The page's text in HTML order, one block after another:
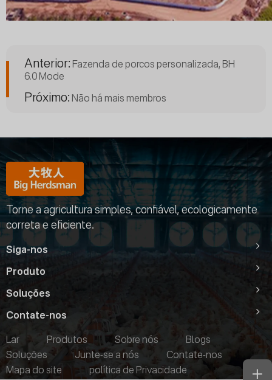
Anterior: Fazenda de porcos personalizada, BH
6.0 Mode
Próximo: Não há mais membros
Torne a agricultura simples, confiável, ecologicamente
correta e eficiente.
Siga-nos
Produto
Soluções
Contate-nos
Lar
Produtos Sobre nós
Blogs
Soluções
Junte-se a nós
Contate-nos
Mapa do site
política de Privacidade